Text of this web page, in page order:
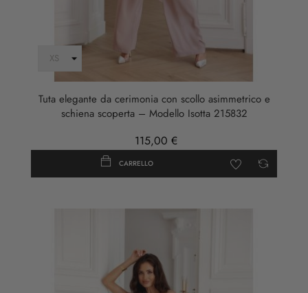
Tuta elegante da cerimonia con scollo asimmetrico e
schiena scoperta – Modello Isotta 215832
115,00 €
CARRELLO